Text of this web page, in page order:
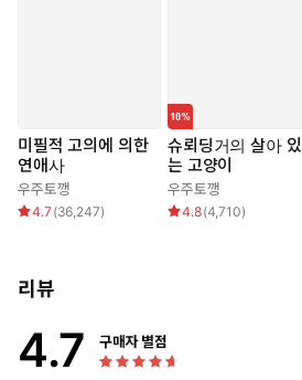
미필적 고의에 의한
연애사
우주토깽
4.7 (36,247)
슈뢰딩거의 살아 있
는 고양이
우주토깽
4.8(4,710)
리뷰
4.7 구매자 별점